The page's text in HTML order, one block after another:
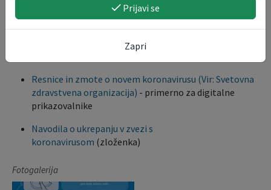
Kako ravnati ob sumu na okužbo? (plakat) (Vir: Urad
Vlade RS za komuniciranje)
Potek laboratorijskega testiranje na novi koronavirus
Resnice in zmote o novem koronavirusu (Vir: Svetovna
zdravstvena organizacija) - primerno za digitalne
prikazovalnike
Navodila o ukrepanju v zvezi s
koronavirusom (zloženka)
Fotogalerija
Prijavi se
Zapri